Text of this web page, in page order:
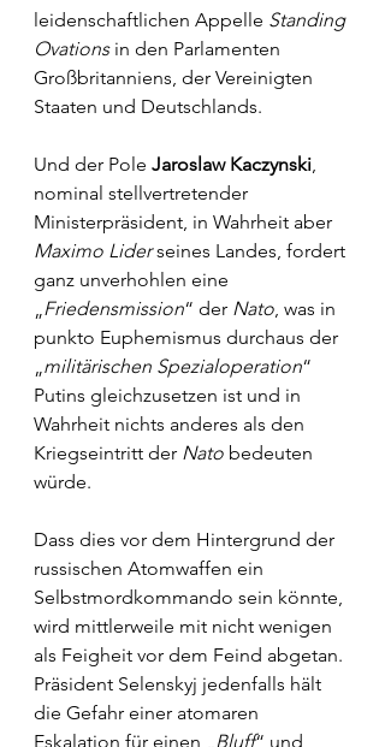
leidenschaftlichen Appelle Standing
Ovations in den Parlamenten
Großbritanniens, der Vereinigten
Staaten und Deutschlands.
Und der Pole Jaroslaw Kaczynski,
nominal stellvertretender
Ministerpräsident, in Wahrheit aber
Maximo Lider seines Landes, fordert
ganz unverhohlen eine
„Friedensmission“ der Nato, was in
punkto Euphemismus durchaus der
„militärischen Spezialoperation“
Putins gleichzusetzen ist und in
Wahrheit nichts anderes als den
Kriegseintritt der Nato bedeuten
würde.
Dass dies vor dem Hintergrund der
russischen Atomwaffen ein
Selbstmordkommando sein könnte,
wird mittlerweile mit nicht wenigen
als Feigheit vor dem Feind abgetan.
Präsident Selenskyj jedenfalls hält
die Gefahr einer atomaren
Eskalation für einen „Bluff“ und